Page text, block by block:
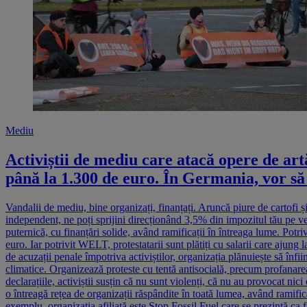
Mediu
Activiștii de mediu care atacă opere de
până la 1.300 de euro. În Germania, vor
Vandalii de mediu, bine organizați, finanțați. Aruncă piure de cartofi și supă pe operele de artă sau se lipesc de asfalt și provoacă blocaje rutiere. Totul, în numele salvării planetei. Defapt.ro este un proiect independent, ne poți sprijini direcționând 3,5% din impozitul tău pe venit. Durează un minut, online Dar Letzte Generation (Ultima generație - n.r.) nu înseamnă doar o mână de militanți entuziaști, ci o organizație puternică, cu finanțări solide, având ramificații în întreaga lume. Potrivit raportului de transparență al organizației, publicat de Lezte Generation în ianuarie, grupul a primit anul trecut donații de peste 900.000 de euro. Iar potrivit WELT, protestatarii sunt plătiți cu salarii care ajung la 1.300 de euro. În prezent, deși membrii sunt investigați pentru "constituirea unei organizații criminale", existând, doar în Berlin peste 2.000 de acuzații penale împotriva activiștilor, organizația plănuiește să înființeze un partid. Organizații în 11 state La prima vedere, Letzte Generation este un grup de activiști care militează împotriva schimbărilor climatice. Organizează proteste cu tentă antisocială, precum profanarea operelor de artă și provoacă blocaje rutiere (anul trecut, grupul a provocat aproape 300 de blocaje rutiere doar în Germania). În toate declarațiile, activiștii susțin că nu sunt violenți, că nu au provocat nici o pagubă, și că nu vor decât să sensibilizeze opinia publică cu privire la catastrofele climatice. Însă Letzte Generation nu este doar un grup, ci o întreagă rețea de organizații răspândite în toată lumea, având ramificații (oficiale) în Australia, Italia, Suedia, Austria, Noua Zeelandă, Elveția, Marea Britanie, Franța, Norvegia și Statele Unite. În Australia, de exemplu, organizația afiliată este Stop Fossil Fuel care se prezintă ca fiind un "grup neafiliat politic de cetățeni obișnuiți", care iau măsuri pentru "a forța guvernele să înceteze sprijinirea industriei combustibililor fosili". "Greva foamei a ultimei generații" În Franța există Dernière Rénovation, prezentată ca "O campanie de rezistență civilă franceză" care își propune să obțină "primă victorie concretă la nivel climatic și social" printr-un plan de renovare termică a "clădirilor aflate la apogeul situației de urgență". În Marea Britanie există Just stop oil, o coaliție de grupuri care "conlucrează pentru a se asigura că guvernul se angajează să pună capăt noilor licențe și aprobări pentru explorarea, dezvoltarea și producția de combustibili fosili în Marea Britanie". Toate sînt relativ nou apărute, precum și Letzte Generation, înființată la finalul anului 2021 de participanții la Hungerstreik der letzten Generation (Greva foamei a ultimei generații - n.r.), o amplă mișcare de protest sub forma grevei foamei care a avut loc în parcul Spreebogen (Berlin), din 30 august 2021 până în 25 septembrie 2021, menită a sensibiliza publicul cu privire la problemele climatice. De ce partid politic Acum cîteva săptămîni a avut loc, online, o întâlnire internațională a activiștilor grupați sub umbrela Letzte Generation. Astfel de întâlniri sunt organizate în mod regulat, ca ședințe de brain storming, însă de data aceasta întâlnirea s-a derulat sub denumirea de "Mobilizare generală – Finanțe 101". Și a pus pe tabet o schemă a finanțării organizaților din rețea și propunerea de a se constitui în partid politic. Din partea Letzte